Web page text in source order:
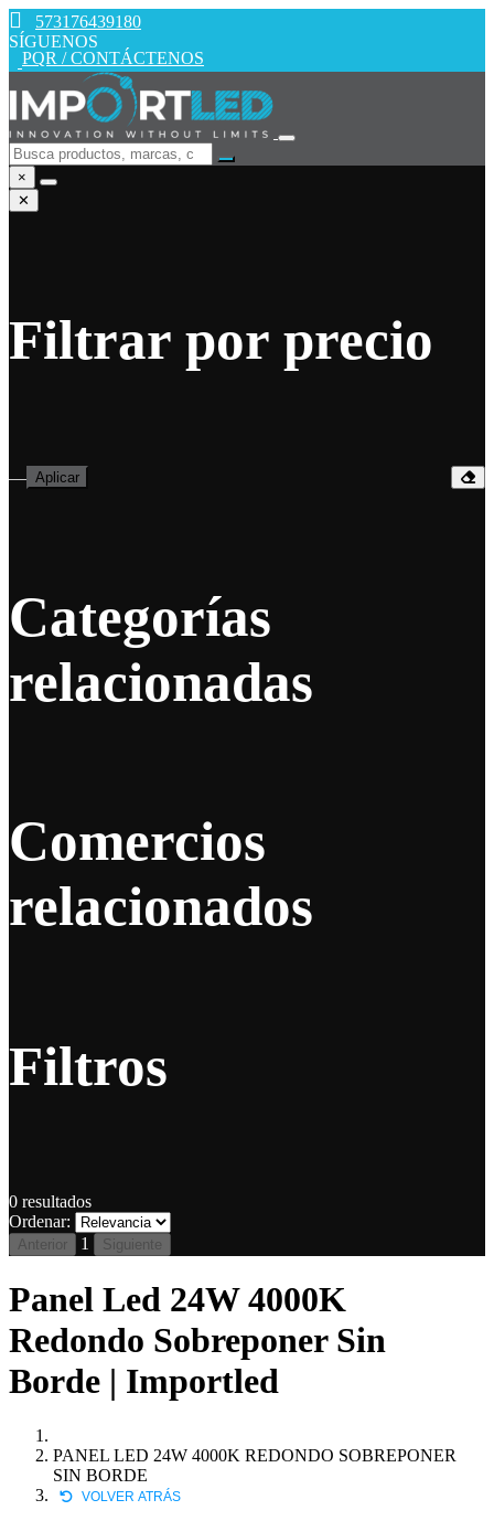
573176439180
SÍGUENOS
PQR / CONTÁCTENOS
×
✕
Filtrar por precio
— Aplicar
Categorías
relacionadas
Comercios
relacionados
Filtros
0 resultados
Ordenar:
Anterior 1 Siguiente
Panel Led 24W 4000K
Redondo Sobreponer Sin
Borde | Importled
PANEL LED 24W 4000K REDONDO SOBREPONER
SIN BORDE
VOLVER ATRÁS